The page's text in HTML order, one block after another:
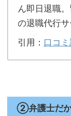
ん即日退職
の退職代行サ
引用： 口コ
②弁護士だか